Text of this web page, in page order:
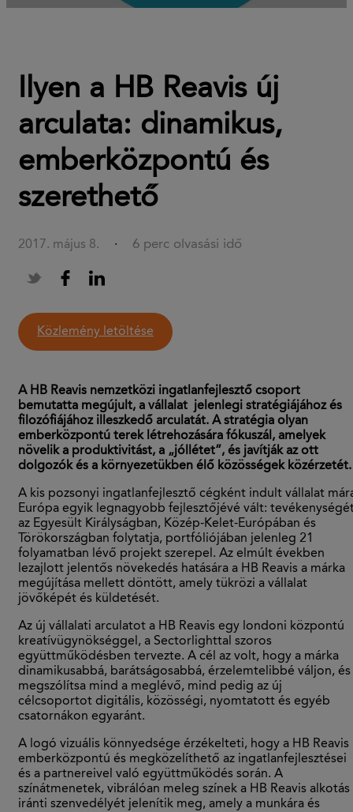
Ilyen a HB Reavis új
arculata: dinamikus,
emberközpontú és
szerethető
2017. május 8. · 6 perc olvasási idő
közlemény letöltése
A HB Reavis nemzetközi ingatlanfejlesztő csoport
bemutatta megújult, a vállalat jelenlegi stratégiájához és
filozófiájához illeszkedő arculatát. A stratégia olyan
emberközpontú terek létrehozására fókuszál, amelyek
növelik a produktivitást, a „jóllétet”, és javítják az ott
dolgozók és a környezetükben élő közösségek közérzetét.
A kis pozsonyi ingatlanfejlesztő cégként indult vállalat
Európa egyik legnagyobb fejlesztőjévé vált:
az Egyesült Királyságban, Közép-Kelet-Európában és
Törökországban folytatja, portfóliójában jelenleg 21
folyamatban lévő projekt szerepel. Az elmúlt években
lezajlott jelentős növekedés hatására a HB Reavis a márka
megújítása mellett döntött, amely tükrözi a vállalat
jövőképét és küldetését.
Az új vállalati arculatot a HB Reavis egy londoni központú
kreatívügynökséggel, a Sectorlighttal szoros
együttműködésben tervezte. A cél az volt, hogy a márka
dinamikusabbá, barátságosabbá, érzelemtelibbé váljon, és
megszólítsa mind a meglévő, mind pedig az új
célcsoportot digitális, közösségi, nyomtatott és egyéb
csatornákon egyaránt.
A logó vizuális könnyedsége érzékelteti, hogy a HB Reavis
emberközpontú és megközelíthető az ingatlanfejlesztései
és a partnereivel való együttműködés során. A
színátmenetek, vibrálóan meleg színek a HB Reavis alkotás
iránti szenvedélyét jelenítik meg, amely a munkára és